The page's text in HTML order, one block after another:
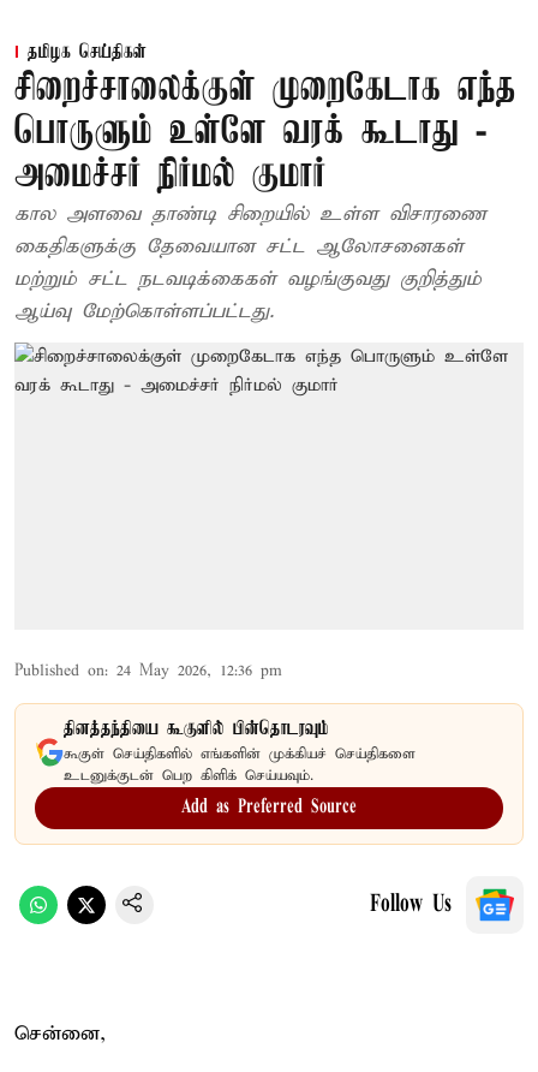
தமிழக செய்திகள்
சிறைச்சாலைக்குள் முறைகேடாக எந்த
பொருளும் உள்ளே வரக் கூடாது -
அமைச்சர் நிர்மல் குமார்
கால அளவை தாண்டி சிறையில் உள்ள விசாரணை
கைதிகளுக்கு தேவையான சட்ட ஆலோசனைகள்
மற்றும் சட்ட நடவடிக்கைகள் வழங்குவது குறித்தும்
ஆய்வு மேற்கொள்ளப்பட்டது.
Published on: 24 May 2026, 12:36 pm
தினத்தந்தியை கூகுளில் பின்தொடரவும்
கூகுள் செய்திகளில் எங்களின் முக்கியச் செய்திகளை
உடனுக்குடன் பெற கிளிக் செய்யவும்.
Add as Preferred Source
Follow Us
சென்னை,